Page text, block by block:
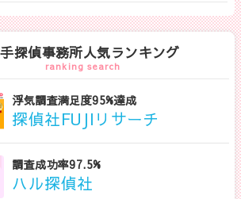
探偵事務所人気ランキング
ranking search
浮気調査満足度95%達成
探偵社FUJIリサーチ
調査成功率97.5%
ハル探偵社